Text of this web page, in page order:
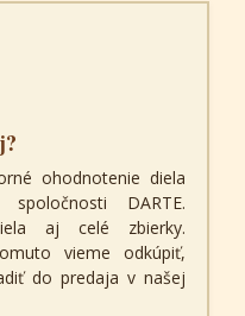
ohodnotenie diela
DARTE.
aj celé zbierky.
vieme odkúpiť,
do predaja v našej